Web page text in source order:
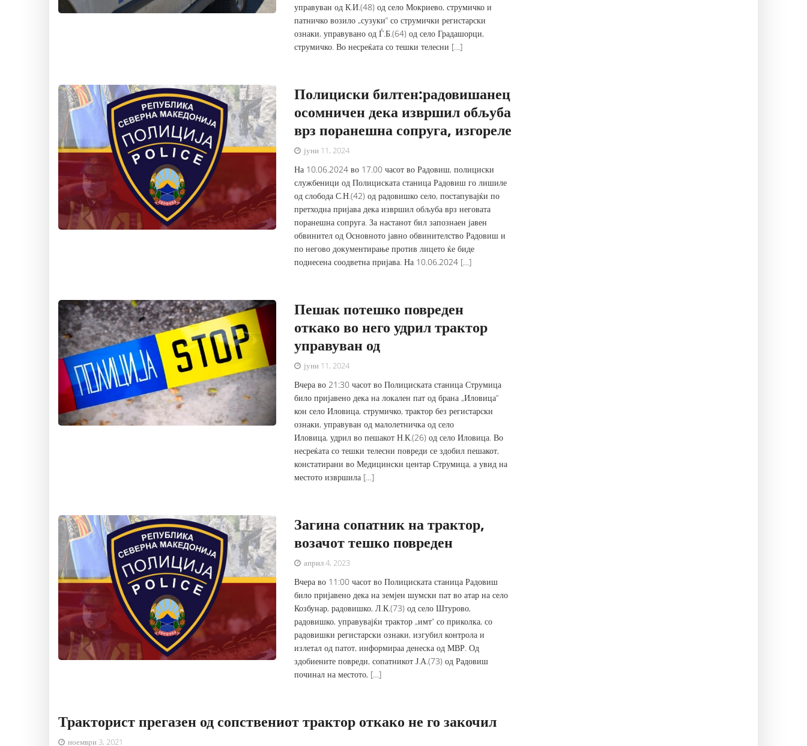
управуван од К.И.(48) од село Мокриево, струмичко и
патничко возило „сузуки“ со струмички регистарски
ознаки, управувано од Ѓ.Б.(64) од село Градашорци,
струмичко. Во несреќата со тешки телесни […]
Полициски билтен:радовишанец
осомничен дека извршил обљуба
врз поранешна сопруга, изгореле
јуни 11, 2024
На 10.06.2024 во 17.00 часот во Радовиш, полициски
службеници од Полициската станица Радовиш го лишиле
од слобода С.Н.(42) од радовишко село, постапувајќи по
претходна пријава дека извршил обљуба врз неговата
поранешна сопруга. За настанот бил запознаен јавен
обвинител од Основното јавно обвинителство Радовиш и
по негово документирање против лицето ќе биде
поднесена соодветна пријава. На 10.06.2024 […]
Пешак потешко повреден
откако во него удрил трактор
управуван од
јуни 11, 2024
Вчера во 21:30 часот во Полициската станица Струмица
било пријавено дека на локален пат од брана „Иловица“
кон село Иловица, струмичко, трактор без регистарски
ознаки, управуван од малолетничка од село
Иловица, удрил во пешакот Н.К.(26) од село Иловица. Во
несреќата со тешки телесни повреди се здобил пешакот,
констатирани во Медицински центар Струмица, а увид на
местото извршила […]
Загина сопатник на трактор,
возачот тешко повреден
април 4, 2023
Вчера во 11:00 часот во Полициската станица Радовиш
било пријавено дека на земјен шумски пат во атар на село
Козбунар, радовишко, Л.К.(73) од село Штурово,
радовишко, управувајќи трактор „имт“ со приколка, со
радовишки регистарски ознаки, изгубил контрола и
излетал од патот, информираа денеска од МВР. Од
здобиените повреди, сопатникот Ј.А.(73) од Радовиш
починал на местото, […]
Тракторист прегазен од сопствениот трактор откако не го закочил
ноември 3, 2021